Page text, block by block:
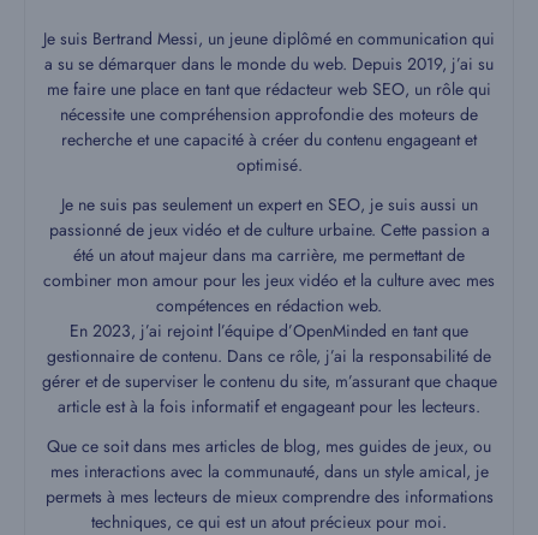
Je suis Bertrand Messi, un jeune diplômé en communication qui
a su se démarquer dans le monde du web. Depuis 2019, j’ai su
me faire une place en tant que rédacteur web SEO, un rôle qui
nécessite une compréhension approfondie des moteurs de
recherche et une capacité à créer du contenu engageant et
optimisé.
Je ne suis pas seulement un expert en SEO, je suis aussi un
passionné de jeux vidéo et de culture urbaine. Cette passion a
été un atout majeur dans ma carrière, me permettant de
combiner mon amour pour les jeux vidéo et la culture avec mes
compétences en rédaction web.
En 2023, j’ai rejoint l’équipe d’OpenMinded en tant que
gestionnaire de contenu. Dans ce rôle, j’ai la responsabilité de
gérer et de superviser le contenu du site, m’assurant que chaque
article est à la fois informatif et engageant pour les lecteurs.
Que ce soit dans mes articles de blog, mes guides de jeux, ou
mes interactions avec la communauté, dans un style amical, je
permets à mes lecteurs de mieux comprendre des informations
techniques, ce qui est un atout précieux pour moi.